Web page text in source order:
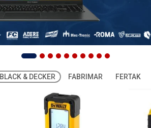
BLACK & DECKER FABRIMAR FERTAK